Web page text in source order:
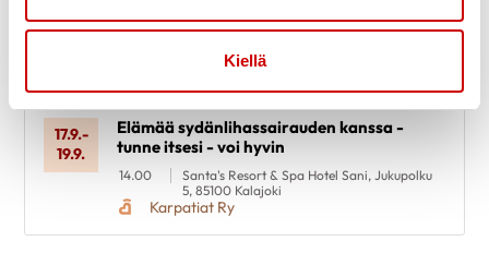
Kiellä
17.9.-
19.9.
Elämää sydänlihassairauden kanssa -
tunne itsesi - voi hyvin
14.00
Santa's Resort & Spa Hotel Sani, Jukupolku
5, 85100 Kalajoki
Karpatiat Ry